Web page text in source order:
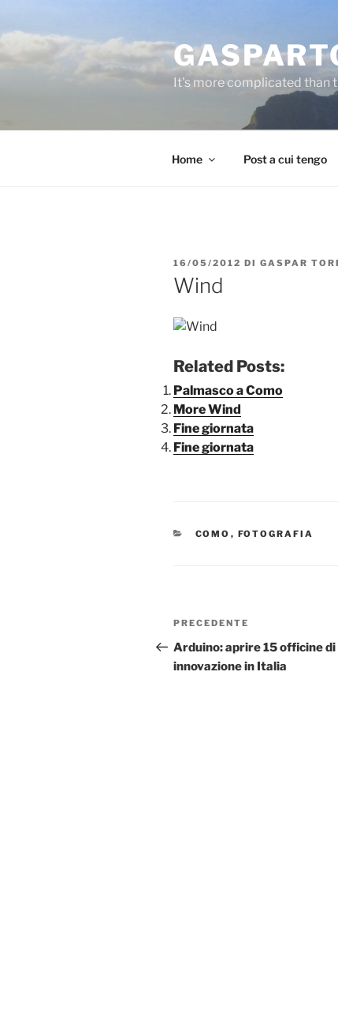
contenuto
It's more complicated than
Home Post a cui tengo
PUBBLICATO
IL
16/05/2012 DI GASPAR
Wind
Related Posts:
Palmasco a Como
More Wind
Fine giornata
Fine giornata
CATEGORIE
COMO , FOTOGRAFIA
Navigazione
articoli
Articolo
precedente:
PRECEDENTE
Arduino: aprire 15 officine di
innovazione in Italia